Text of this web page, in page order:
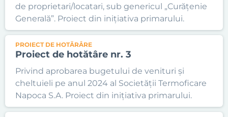
de proprietari/locatari, sub genericul „Curățenie
Generală”. Proiect din inițiativa primarului.
PROIECT DE HOTĂRÂRE
Proiect de hotătâre nr. 3
Privind aprobarea bugetului de venituri și
cheltuieli pe anul 2024 al Societății Termoficare
Napoca S.A. Proiect din inițiativa primarului.